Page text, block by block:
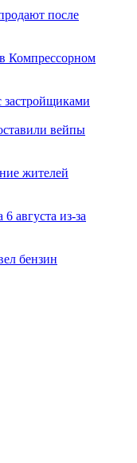
после
Компрессорном
застройщиками
вейпы
жителей
августа из-за
бензин